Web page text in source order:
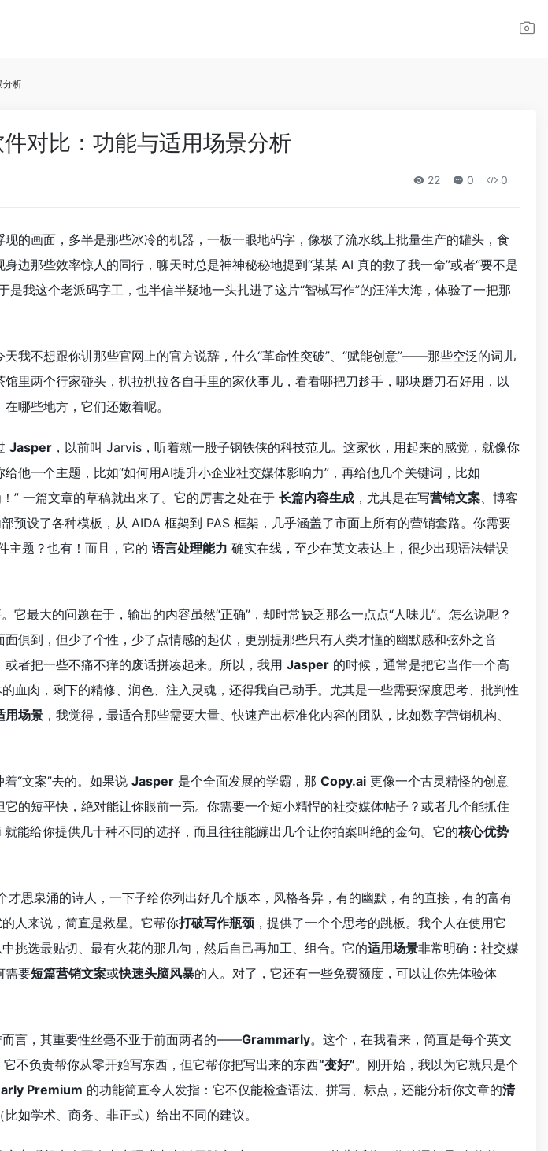
分析
对比：功能与适用场景分析
22 0 0
的画面，多半是那些冰冷的机器，一板一眼地码字，像极了流水线上批量生产的罐头，食
边那些效率惊人的同行，聊天时总是神神秘秘地提到“某某 AI 真的救了我一命”或者“要不是
我这个老派码字工，也半信半疑地一头扎进了这片“智械写作”的汪洋大海，体验了一把那
我不想跟你讲那些官网上的官方说辞，什么“革命性突破”、“赋能创意”——那些空泛的词儿
里两个行家碰头，扒拉扒拉各自手里的家伙事儿，看看哪把刀趁手，哪块磨刀石好用，以
哪些地方，它们还嫩着呢。
Jasper ，以前叫 Jarvis，听着就一股子钢铁侠的科技范儿。这家伙，用起来的感觉，就像你
他一个主题，比如“如何用AI提升小企业社交媒体影响力”，再给他几个关键词，比如
” 一篇文章的草稿就出来了。它的厉害之处在于 长篇内容生成 ，尤其是在写营销文案、博客
预设了各种模板，从 AIDA 框架到 PAS 框架，几乎涵盖了市面上所有的营销套路。你需要
主题？也有！而且，它的 语言处理能力 确实在线，至少在英文表达上，很少出现语法错误
它最大的问题在于，输出的内容虽然“正确”，却时常缺乏那么一点点“人味儿”。怎么说呢？
俱到，但少了个性，少了点情感的起伏，更别提那些只有人类才懂的幽默感和弦外之音
者把一些不痛不痒的废话拼凑起来。所以，我用 Jasper 的时候，通常是把它当作一个高
血肉，剩下的精修、润色、注入灵魂，还得我自己动手。尤其是一些需要深度思考、批判性
用场景 ，我觉得，最适合那些需要大量、快速产出标准化内容的团队，比如数字营销机构、
“文案”去的。如果说 Jasper 是个全面发展的学霸，那 Copy.ai 更像一个古灵精怪的创意
的短平快，绝对能让你眼前一亮。你需要一个短小精悍的社交媒体帖子？或者几个能抓住
就能给你提供几十种不同的选择，而且往往能蹦出几个让你拍案叫绝的金句。它的核心优势
才思泉涌的诗人，一下子给你列出好几个版本，风格各异，有的幽默，有的直接，有的富有
人来说，简直是救星。它帮你打破写作瓶颈 ，提供了一个个思考的跳板。我个人在使用它
挑选最贴切、最有火花的那几句，然后自己再加工、组合。它的适用场景非常明确：社交媒
需要短篇营销文案或快速头脑风暴的人。对了，它还有一些免费额度，可以让你先体验体
而言，其重要性丝毫不亚于前面两者的——Grammarly。这个，在我看来，简直是每个英文
它不负责帮你从零开始写东西，但它帮你把写出来的东西“变好”。刚开始，我以为它就只是个
Premium 的功能简直令人发指：它不仅能检查语法、拼写、标点，还能分析你文章的清
比如学术、商务、非正式）给出不同的建议。